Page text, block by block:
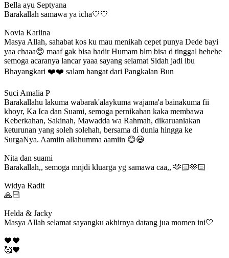
Bella ayu Septyana
Barakallah samawa ya icha🤍🤍
Novia Karlina
Masya Allah, sahabat kos ku mau menikah cepet punya Dede bayi
yaa chaaa😍 maaf gak bisa hadir Humam blm bisa d tinggal hehehe
semoga acaranya lancar yaaa sayang selamat Sidah jadi ibu
Bhayangkari ❤️❤️ salam hangat dari Pangkalan Bun
Suci Amalia P
Barakallahu lakuma wabarak'alaykuma wajama'a bainakuma fii
khoyr, Ka Ica dan Suami, semoga pernikahan kaka membawa
Keberkahan, Sakinah, Mawadda wa Rahmah, dikaruaniakan
keturunan yang soleh solehah, bersama di dunia hingga ke
SurgaNya. Aamiin allahumma aamiin 😊😃
Nita dan suami
Barakallah,, semoga mnjdi kluarga yg samawa caa,, 🫶🏻🫶🏻
Widya Radit
🙏🏻
Helda & Jacky
Masya Allah selamat sayangku akhirnya datang jua momen ini🤍
🖤🖤
🥰🖤